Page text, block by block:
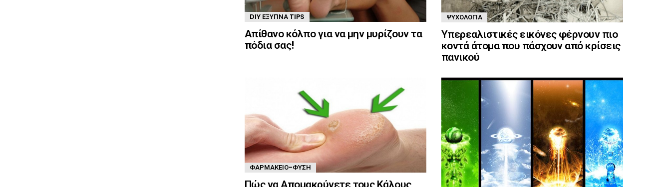
DIY ΈΞΥΠΝΑ TIPS
Απίθανο κόλπο για να μην μυρίζουν τα
πόδια σας!
ΨΥΧΟΛΟΓΊΑ
Υπερεαλιστικές εικόνες φέρνουν πιο
κοντά άτομα που πάσχουν από κρίσεις
πανικού
ΦΑΡΜΑΚΕΊΟ-ΦΎΣΗ
Πώς να Απομακρύνετε τους Κάλους